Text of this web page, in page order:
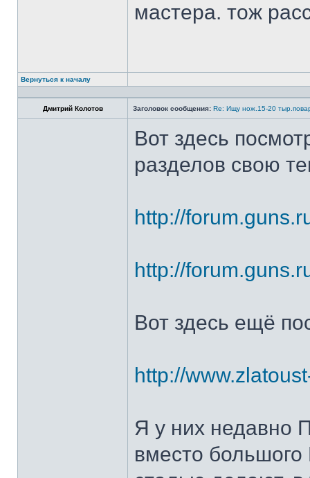
мастера. тож
Вернуться к началу
Дмитрий Колотов Заголовок сообщения: Re: Ищу нож.15-20
Вот здесь
разделов свою
http://
http://
Вот здесь ещё
http://
Я у них недавно
вместо